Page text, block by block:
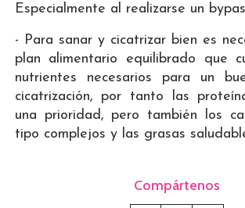
Especialmente al realizarse un
- Para sanar y cicatrizar bien es
plan alimentario equilibrado que
nutrientes necesarios para un
cicatrización, por tanto las
una prioridad, pero también los
tipo complejos y las grasas
Compártenos